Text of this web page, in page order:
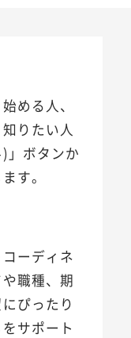
める人、
りたい人
」ボタンか
す。
ーディネ
職種、期
ぴったり
サポート